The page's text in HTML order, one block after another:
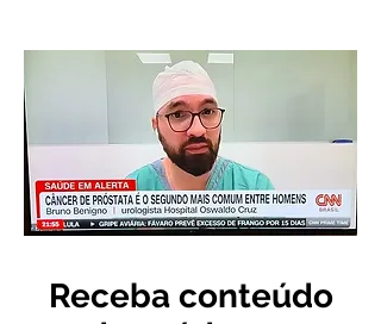
Receba conteúdo